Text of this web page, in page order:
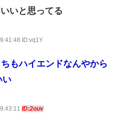
いと思ってる
ID:vq1Y
もハイエンドなんやから
い
ID:2ouv